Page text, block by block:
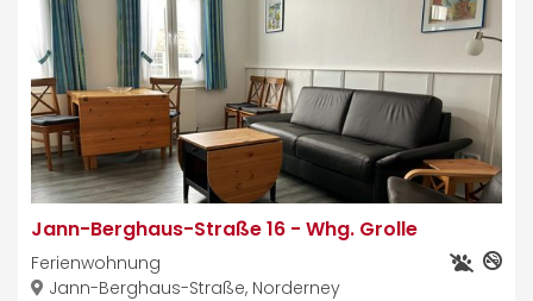
Jann-Berghaus-Straße 16 - Whg. Grolle
Ferienwohnung
Jann-Berghaus-Straße, Norderney